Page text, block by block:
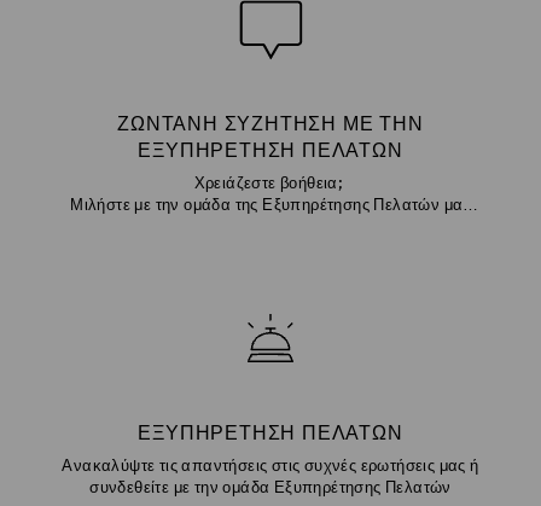
ΖΩΝΤΑΝΉ ΣΥΖΉΤΗΣΗ ΜΕ ΤΗΝ
ΕΞΥΠΗΡΈΤΗΣΗ ΠΕΛΑΤΏΝ
Χρειάζεστε βοήθεια;
Μιλήστε με την ομάδα της Εξυπηρέτησης Πελατών μας
ΕΞΥΠΗΡΈΤΗΣΗ ΠΕΛΑΤΏΝ
Ανακαλύψτε τις απαντήσεις στις συχνές ερωτήσεις μας ή
συνδεθείτε με την ομάδα Εξυπηρέτησης Πελατών